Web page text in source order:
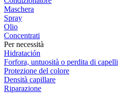
Maschera
Spray
Olio
Concentrati
Per necessità
Hidratación
Forfora, untuosità o perdita di capelli
Protezione del colore
Densità capillare
Riparazione